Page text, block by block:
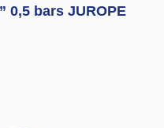
0,5 bars JUROPE